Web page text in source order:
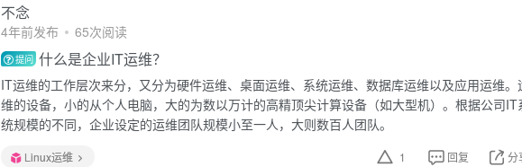
不念
4年前发布 65次阅读
提问 什么是企业IT运维？
IT运维的工作层次来分，又分为硬件运维、桌面运维、系统运维、数据库运维以及应用运维。
维的设备，小的从个人电脑，大的为数以万计的高精顶尖计算设备（如大型机）。根据公司IT
统规模的不同，企业设定的运维团队规模小至一人，大则数百人团队。
Linux运维 1 回复 分